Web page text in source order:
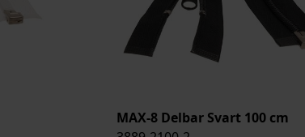
MAX-8 Delbar Svart 100 cm